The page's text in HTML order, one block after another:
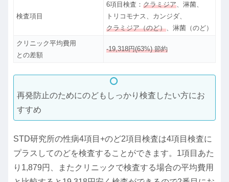
検査項目
6項目検査： クラミジア、淋菌、
トリコモナス、カンジダ、
クラミジア（のど）、淋菌（のど）
クリニック平均費用
との差額
-19,318円(63%) 節約
再発防止のためにのどもしっかり検査したい方にお
すすめ
STD研究所の性病4項目+のど2項目検査は4項目検査に
プラスしてのどを検査することができます。1項目あた
り1,879円、またクリニックで検査する場合の平均費用